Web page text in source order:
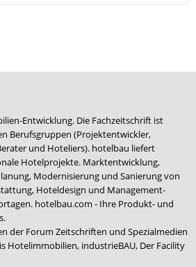
Entwicklung. Die Fachzeitschrift ist
Berufsgruppen (Projektentwickler,
und Hoteliers). hotelbau liefert
Hotelprojekte. Marktentwicklung,
Modernisierung und Sanierung von
Hoteldesign und Management-
hotelbau.com - Ihre Produkt- und
der Forum Zeitschriften und Spezialmedien
Hotelimmobilien, industrieBAU, Der Facility